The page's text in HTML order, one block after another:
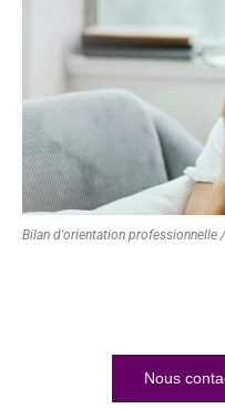
Bilan d'orientation professionnelle
Nous